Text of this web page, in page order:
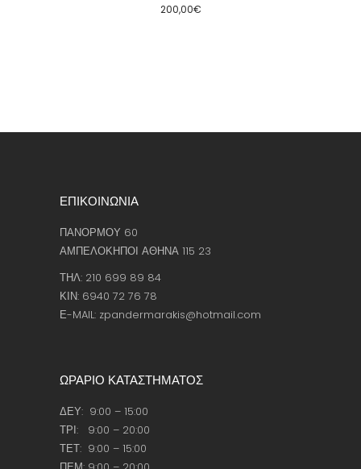
200,00€
ΕΠΙΚΟΙΝΩΝΙΑ
ΠΑΝΟΡΜΟΥ 60
ΑΜΠΕΛΟΚΗΠΟΙ ΑΘΗΝΑ 115 23
ΤΗΛ: 210 699 89 84
ΚΙΝ: 6940 72 76 78
Ε-MAIL: zpandermarakis@hotmail.com
ΩΡΑΡΙΟ ΚΑΤΑΣΤΗΜΑΤΟΣ
ΔΕΥ: 9:00 – 15:00
ΤΡΙ: 9:00 – 20:00
ΤΕΤ: 9:00 – 15:00